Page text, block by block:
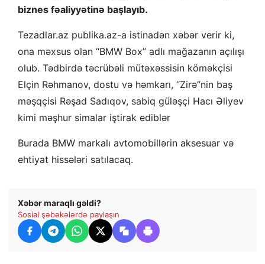
biznes fəaliyyətinə başlayıb.
Tezadlar.az publika.az-a istinadən xəbər verir ki,
ona məxsus olan “BMW Box” adlı mağazanın açılışı
olub. Tədbirdə təcrübəli mütəxəssisin köməkçisi
Elçin Rəhmanov, dostu və həmkarı, “Zirə”nin baş
məşqçisi Rəşad Sadıqov, sabiq güləşçi Hacı Əliyev
kimi məşhur simalar iştirak ediblər
Burada BMW markalı avtomobillərin aksesuar və
ehtiyat hissələri satılacaq.
Xəbər maraqlı gəldi?
Sosial şəbəkələrdə paylaşın